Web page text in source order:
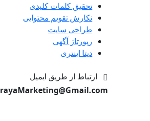
تحقیق کلمات کلیدی
نکارش تقویم محتوایی
طراحی سایت
رپورتاژ آگهی
دیتا اینتری
ارتباط از طریق ایمیل
rayaMarketing@Gmail.com